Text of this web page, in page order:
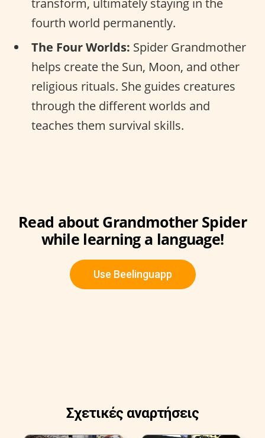
transform, ultimately staying in the
fourth world permanently.
The Four Worlds: Spider Grandmother
helps create the Sun, Moon, and other
religious rituals. She guides creatures
through the different worlds and
teaches them survival skills.
Read about Grandmother Spider
while learning a language!
Use Beelinguapp
Σχετικές αναρτήσεις